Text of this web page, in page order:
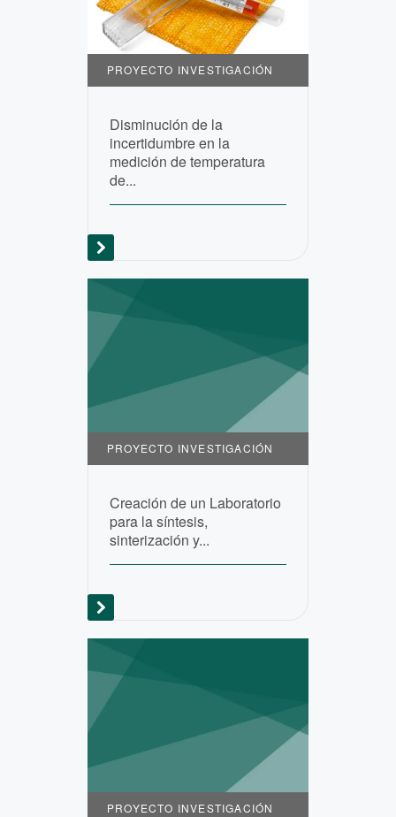
PROYECTO INVESTIGACIÓN
Disminución de la
incertidumbre en la
medición de temperatura
de...
PROYECTO INVESTIGACIÓN
Creación de un Laboratorio
para la síntesis,
sinterización y...
PROYECTO INVESTIGACIÓN